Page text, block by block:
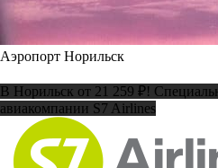
Аэропорт Норильск
В Норильск от 21 259 ₽!
авиакомпании S7 Airlines